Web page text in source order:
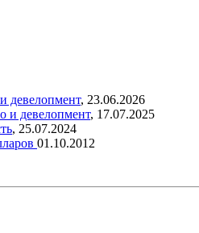
девелопмент, 23.06.2026
и девелопмент, 17.07.2025
, 25.07.2024
01.10.2012